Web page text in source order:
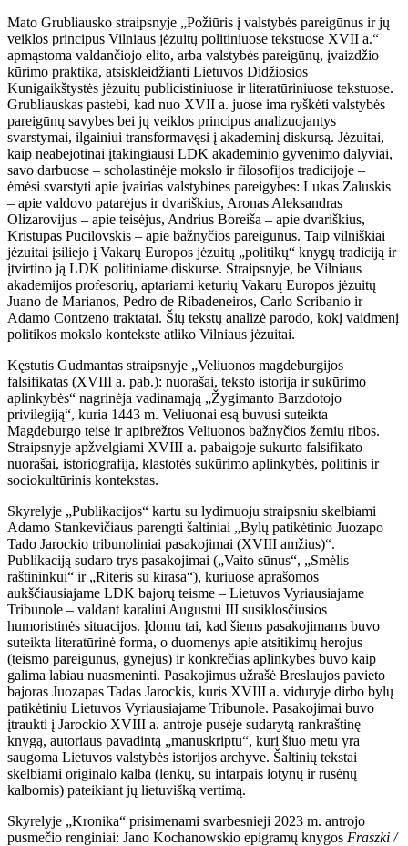
Mato Grubliausko straipsnyje „Požiūris į valstybės pareigūnus ir jų
veiklos principus Vilniaus jėzuitų politiniuose tekstuose XVII a.“
apmąstoma valdančiojo elito, arba valstybės pareigūnų, įvaizdžio
kūrimo praktika, atsiskleidžianti Lietuvos Didžiosios
Kunigaikštystės jėzuitų publicistiniuose ir literatūriniuose tekstuose.
Grubliauskas pastebi, kad nuo XVII a. juose ima ryškėti valstybės
pareigūnų savybes bei jų veiklos principus analizuojantys
svarstymai, ilgainiui transformavęsi į akademinį diskursą. Jėzuitai,
kaip neabejotinai įtakingiausi LDK akademinio gyvenimo dalyviai,
savo darbuose – scholastinėje mokslo ir filosofijos tradicijoje –
ėmėsi svarstyti apie įvairias valstybines pareigybes: Lukas Zaluskis
– apie valdovo patarėjus ir dvariškius, Aronas Aleksandras
Olizarovijus – apie teisėjus, Andrius Boreiša – apie dvariškius,
Kristupas Pucilovskis – apie bažnyčios pareigūnus. Taip vilniškiai
jėzuitai įsiliejo į Vakarų Europos jėzuitų „politikų“ knygų tradiciją ir
įtvirtino ją LDK politiniame diskurse. Straipsnyje, be Vilniaus
akademijos profesorių, aptariami keturių Vakarų Europos jėzuitų
Juano de Marianos, Pedro de Ribadeneiros, Carlo Scribanio ir
Adamo Contzeno traktatai. Šių tekstų analizė parodo, kokį vaidmenį
politikos mokslo kontekste atliko Vilniaus jėzuitai.
Kęstutis Gudmantas straipsnyje „Veliuonos magdeburgijos
falsifikatas (XVIII a. pab.): nuorašai, teksto istorija ir sukūrimo
aplinkybės“ nagrinėja vadinamąją „Žygimanto Barzdotojo
privilegiją“, kuria 1443 m. Veliuonai esą buvusi suteikta
Magdeburgo teisė ir apibrėžtos Veliuonos bažnyčios žemių ribos.
Straipsnyje apžvelgiami XVIII a. pabaigoje sukurto falsifikato
nuorašai, istoriografija, klastotės sukūrimo aplinkybės, politinis ir
sociokultūrinis kontekstas.
Skyrelyje „Publikacijos“ kartu su lydimuoju straipsniu skelbiami
Adamo Stankevičiaus parengti šaltiniai „Bylų patikėtinio Juozapo
Tado Jarockio tribunoliniai pasakojimai (XVIII amžius)“.
Publikaciją sudaro trys pasakojimai („Vaito sūnus“, „Smėlis
raštininkui“ ir „Riteris su kirasa“), kuriuose aprašomos
aukščiausiajame LDK bajorų teisme – Lietuvos Vyriausiajame
Tribunole – valdant karaliui Augustui III susiklosčiusios
humoristinės situacijos. Įdomu tai, kad šiems pasakojimams buvo
suteikta literatūrinė forma, o duomenys apie atsitikimų herojus
(teismo pareigūnus, gynėjus) ir konkrečias aplinkybes buvo kaip
galima labiau nuasmeninti. Pasakojimus užrašė Breslaujos pavieto
bajoras Juozapas Tadas Jarockis, kuris XVIII a. viduryje dirbo bylų
patikėtiniu Lietuvos Vyriausiajame Tribunole. Pasakojimai buvo
įtraukti į Jarockio XVIII a. antroje pusėje sudarytą rankraštinę
knygą, autoriaus pavadintą „manuskriptu“, kuri šiuo metu yra
saugoma Lietuvos valstybės istorijos archyve. Šaltinių tekstai
skelbiami originalo kalba (lenkų, su intarpais lotynų ir rusėnų
kalbomis) pateikiant jų lietuvišką vertimą.
Skyrelyje „Kronika“ prisimenami svarbesnieji 2023 m. antrojo
pusmečio renginiai: Jano Kochanowskio epigramų knygos Fraszki /